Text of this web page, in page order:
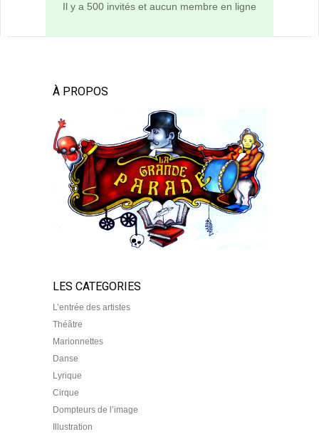
Il y a 500 invités et aucun membre en ligne
À PROPOS
LES CATEGORIES
L’entrée des artistes
Théâtre
Marionnettes
Danse
Lyrique
Cirque
Dompteurs de l’image
Illustration